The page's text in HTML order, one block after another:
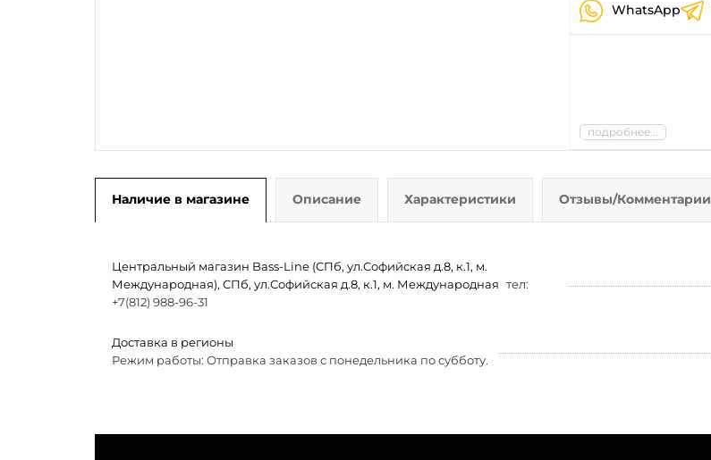
WhatsApp
подробнее...
Наличие в магазине Описание Характеристики Отзывы/Комментарии
Центральный магазин Bass-Line (СПб, ул.Софийская д.8, к.1, м.
Международная), СПб, ул.Софийская д.8, к.1, м. Международная тел:
+7(812) 988-96-31
Доставка в регионы
Режим работы: Отправка заказов с понедельника по субботу.